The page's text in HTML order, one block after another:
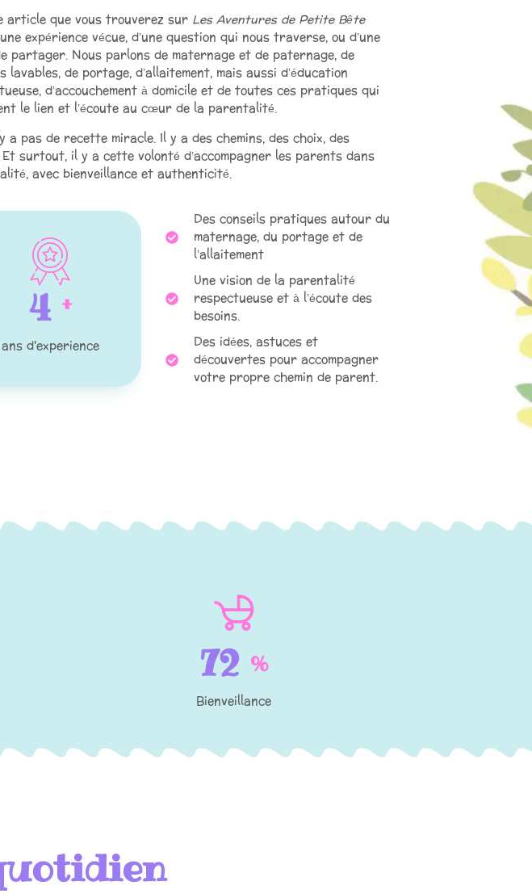
article que vous trouverez sur Les Aventures de Petite Bête
expérience vécue, d’une question qui nous traverse, ou d’une
partager. Nous parlons de maternage et de paternage, de
lavables, de portage, d’allaitement, mais aussi d’éducation
d’accouchement à domicile et de toutes ces pratiques qui
le lien et l’écoute au cœur de la parentalité.
a pas de recette miracle. Il y a des chemins, des choix, des
Et surtout, il y a cette volonté d’accompagner les parents dans
avec bienveillance et authenticité.
5 +
ans d'experience
Des conseils pratiques autour du
maternage, du portage et de
l’allaitement
Une vision de la parentalité
respectueuse et à l’écoute des
besoins.
Des idées, astuces et
découvertes pour accompagner
votre propre chemin de parent.
100 %
Bienveillance